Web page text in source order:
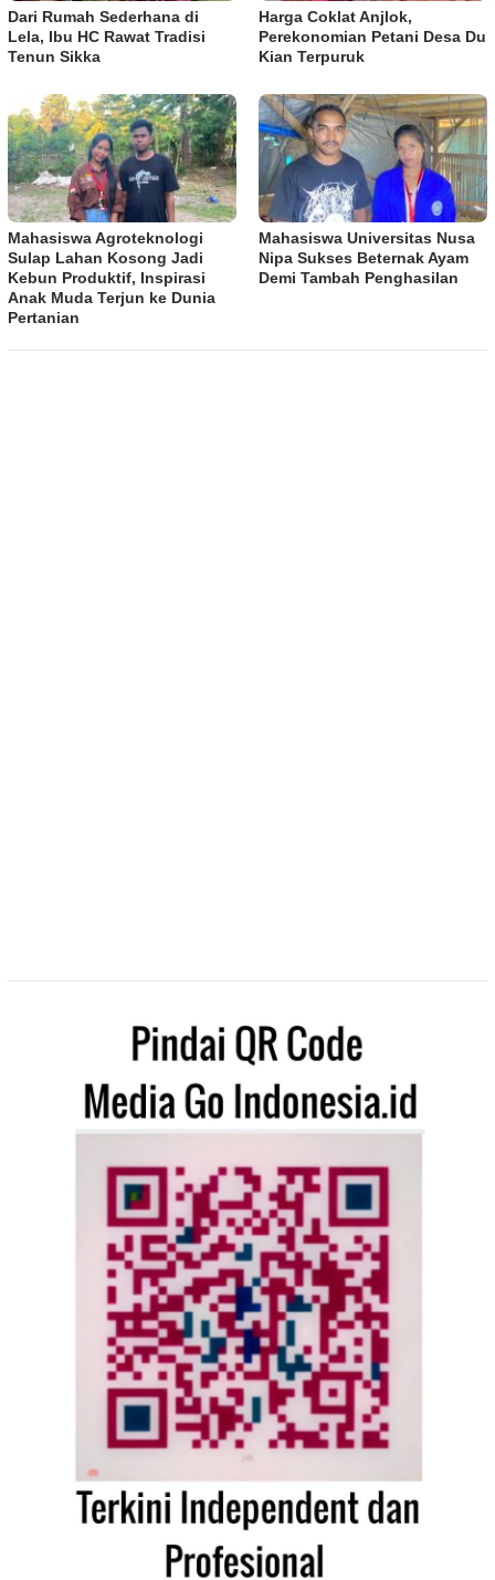
Dari Rumah Sederhana di
Lela, Ibu HC Rawat Tradisi
Tenun Sikka
Harga Coklat Anjlok,
Perekonomian Petani Desa Du
Kian Terpuruk
Mahasiswa Agroteknologi
Sulap Lahan Kosong Jadi
Kebun Produktif, Inspirasi
Anak Muda Terjun ke Dunia
Pertanian
Mahasiswa Universitas Nusa
Nipa Sukses Beternak Ayam
Demi Tambah Penghasilan